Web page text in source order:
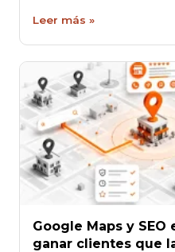
Leer más »
Google Maps y SEO
ganar clientes que